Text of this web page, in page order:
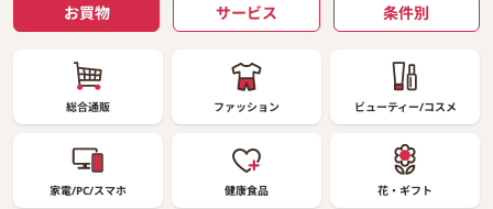
お買物 サービス 条件別
総合通販 ファッション ビューティー/コスメ
家電/PC/スマホ 健康食品 花・ギフト